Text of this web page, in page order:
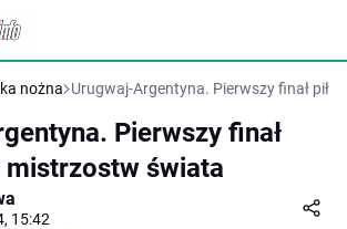
nożna Urugwaj-Argentyna. Pierwszy finał
Pierwszy finał
mistrzostw świata
15:42